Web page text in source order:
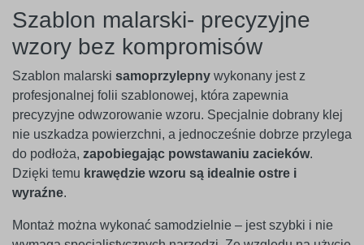
Szablon malarski- precyzyjne
wzory bez kompromisów
Szablon malarski samoprzylepny wykonany jest z
profesjonalnej folii szablonowej, która zapewnia
precyzyjne odwzorowanie wzoru. Specjalnie dobrany klej
nie uszkadza powierzchni, a jednocześnie dobrze przylega
do podłoża, zapobiegając powstawaniu zacieków.
Dzięki temu krawędzie wzoru są idealnie ostre i
wyraźne.
Montaż można wykonać samodzielnie – jest szybki i nie